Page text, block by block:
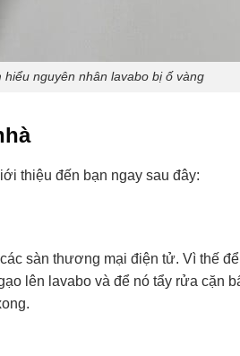
hiểu nguyên nhân lavabo bị ố vàng
thiệu đến bạn ngay sau đây:
sàn thương mại điện tử. Vì thế
lên lavabo và để nó tẩy rửa cặn